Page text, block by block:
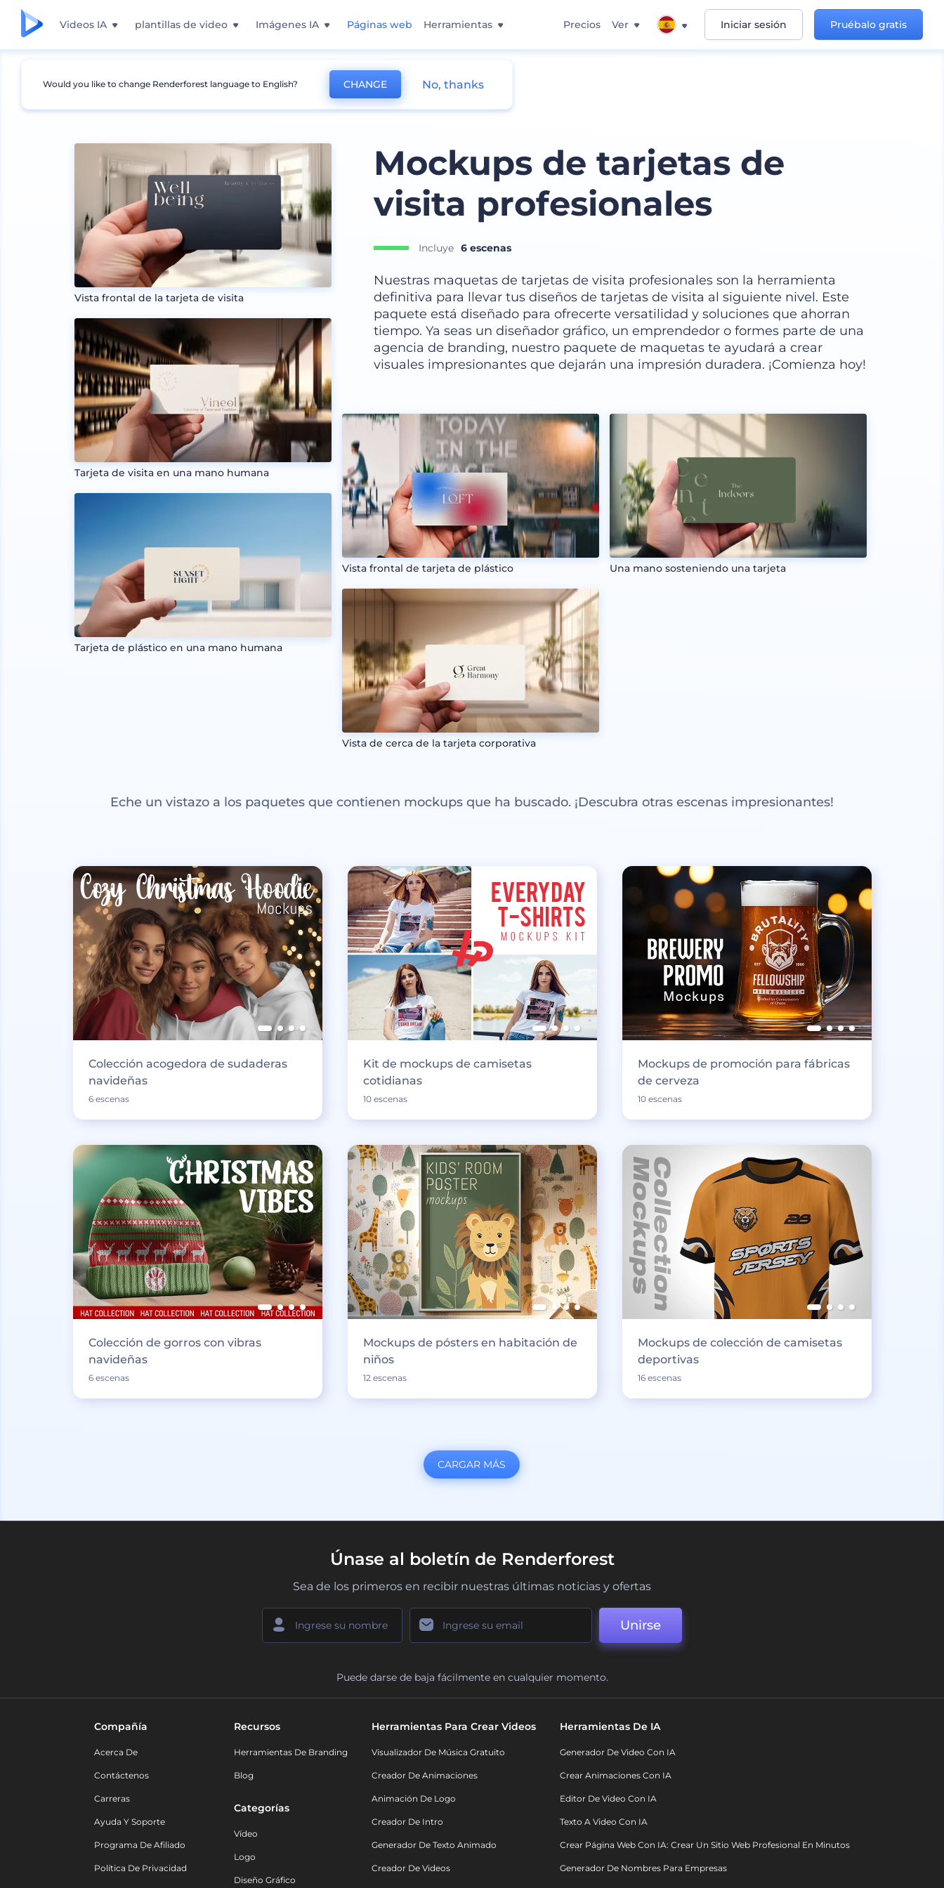
Videos IA plantillas de video Imágenes IA Páginas web Herramientas Precios Ver Iniciar sesión Pruébalo gratis
Mockups Impresión Mockup de Tarjeta de Presentación
Vista frontal de la tarjeta de visita
Tarjeta de visita en una mano humana
Tarjeta de plástico en una mano humana
Mockups de tarjetas de
visita profesionales
Incluye 6 escenas
Nuestras maquetas de tarjetas de visita profesionales son la herramienta
definitiva para llevar tus diseños de tarjetas de visita al siguiente nivel. Este
paquete está diseñado para ofrecerte versatilidad y soluciones que ahorran
tiempo. Ya seas un diseñador gráfico, un emprendedor o formes parte de una
agencia de branding, nuestro paquete de maquetas te ayudará a crear
visuales impresionantes que dejarán una impresión duradera. ¡Comienza hoy!
Vista frontal de tarjeta de plástico
Vista de cerca de la tarjeta corporativa
Una mano sosteniendo una tarjeta
Eche un vistazo a los paquetes que contienen mockups que ha buscado. ¡Descubra otras escenas impresionantes!
Colección acogedora de sudaderas
navideñas
6 escenas
Kit de mockups de camisetas
cotidianas
10 escenas
Mockups de promoción para fábricas
de cerveza
10 escenas
Colección de gorros con vibras
navideñas
6 escenas
Mockups de pósters en habitación de
niños
12 escenas
Mockups de colección de camisetas
deportivas
16 escenas
CARGAR MÁS
Únase al boletín de Renderforest
Sea de los primeros en recibir nuestras últimas noticias y ofertas
Unirse
Puede darse de baja fácilmente en cualquier momento.
Compañía
Acerca De
Contáctenos
Carreras
Ayuda Y Soporte
Programa De Afiliado
Política De Privacidad
Recursos
Herramientas De Branding
Blog
Categorías
Vídeo
Logo
Diseño Gráfico
Herramientas Para Crear Videos
Visualizador De Música Gratuito
Creador De Animaciones
Animación De Logo
Creador De Intro
Generador De Texto Animado
Creador De Videos
Herramientas De IA
Generador De Video Con IA
Crear Animaciones Con IA
Editor De Video Con IA
Texto A Video Con IA
Crear Página Web Con IA: Crear Un Sitio Web Profesional En Minutos
Generador De Nombres Para Empresas
Would you like to change Renderforest language to English? CHANGE No, thanks